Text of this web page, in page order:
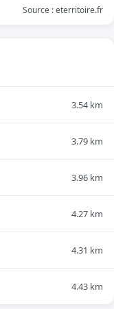
Source : eterritoire.fr
3.54 km
3.79 km
3.96 km
4.27 km
4.31 km
4.43 km